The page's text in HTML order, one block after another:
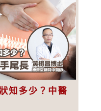
知多少？中醫